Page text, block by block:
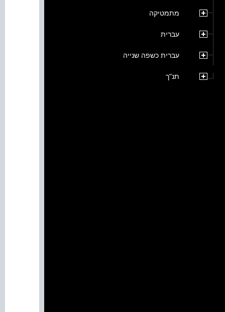
מתמטיקה
עברית
עברית כשפה שנייה
תנ"ך